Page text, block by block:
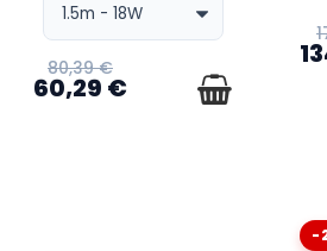
80,39 €
60,29 €
-